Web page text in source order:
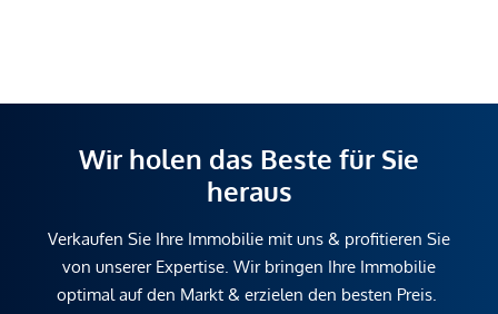
Wir holen das Beste für Sie
heraus
Verkaufen Sie Ihre Immobilie mit uns & profitieren Sie
von unserer Expertise. Wir bringen Ihre Immobilie
optimal auf den Markt & erzielen den besten Preis.